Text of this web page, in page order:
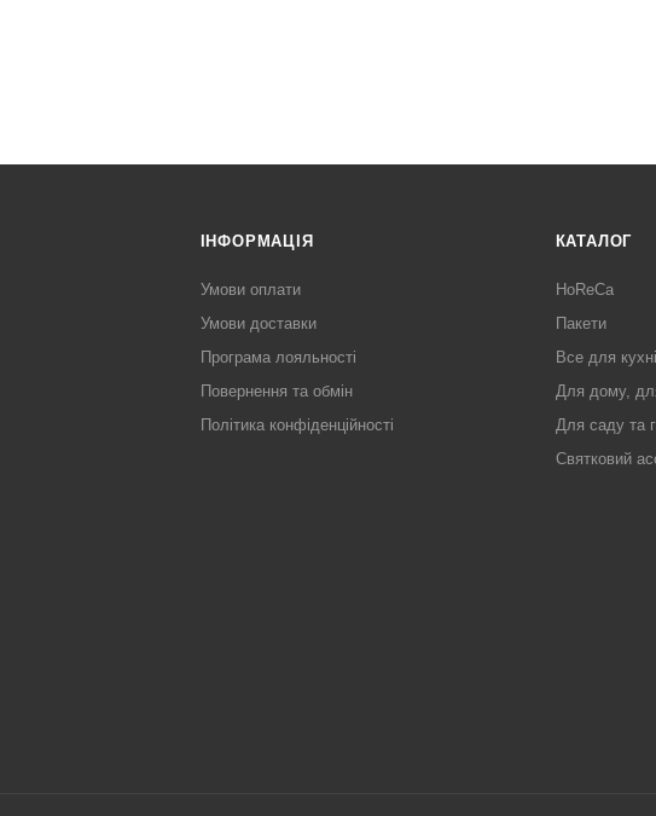
ІНФОРМАЦІЯ
Умови оплати
Умови доставки
Програма лояльності
Повернення та обмін
Політика конфіденційності
КАТАЛОГ
HoReCa
Пакети
Все для кухні
Для дому,
Для саду та
Святковий